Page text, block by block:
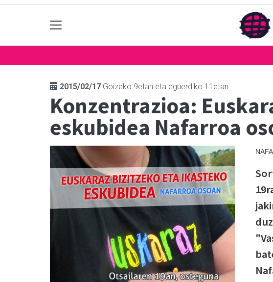
2015/02/17 Goizeko 9etan eta eguerdiko 11etan
Konzentrazioa:
eskubidea Nafarroa